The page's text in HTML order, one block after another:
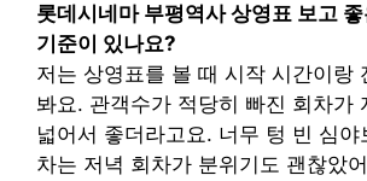
롯데시네마 부평역사 상영표 보고
기준이 있나요?
저는 상영표를 볼 때 시작 시간이랑
봐요. 관객수가 적당히 빠진 회차가
넓어서 좋더라고요. 너무 텅 빈 심야
차는 저녁 회차가 분위기도 괜찮았